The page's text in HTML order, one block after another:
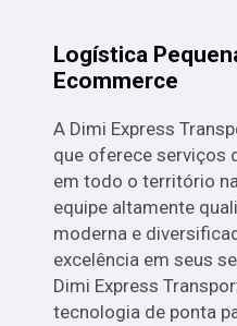
Logística
Ecommerce
A Dimi Express
que oferece serviços
em todo o território
equipe altamente
moderna e
excelência em seus
Dimi Express
tecnologia de ponta